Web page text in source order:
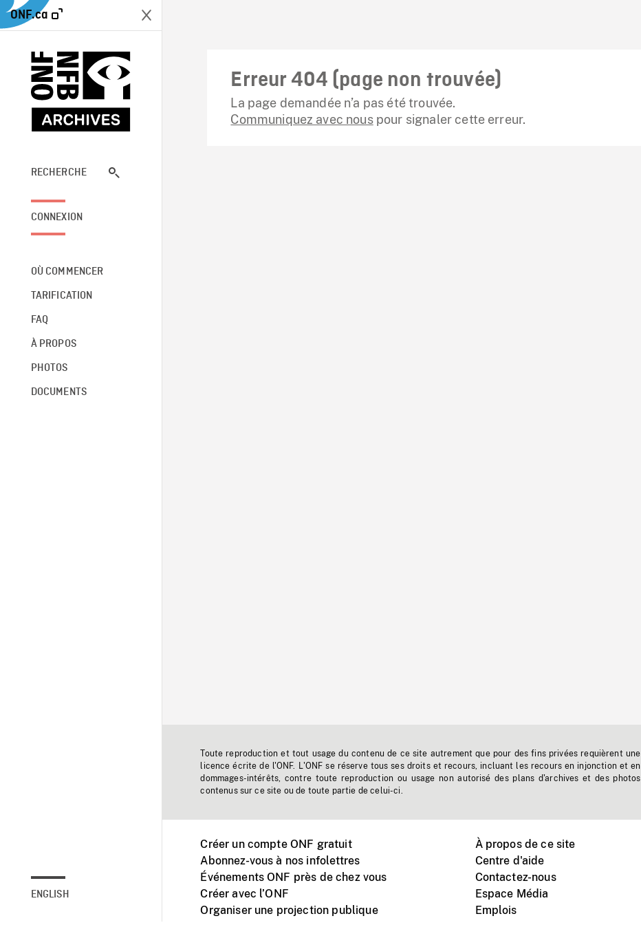
ONF.ca
RECHERCHE
CONNEXION
OÙ COMMENCER
TARIFICATION
FAQ
À PROPOS
PHOTOS
DOCUMENTS
ENGLISH
Erreur 404 (page non trouvée)
La page demandée n’a pas été trouvée.
Communiquez avec nouspour signaler cette erreur.
Toute reproduction et tout usage du contenu de ce site autrement que pour des fins privées requièrent une
licence écrite de l'ONF. L'ONF se réserve tous ses droits et recours, incluant les recours en injonction et en
dommages-intérêts, contre toute reproduction ou usage non autorisé des plans d'archives et des photos
contenus sur ce site ou de toute partie de celui-ci.
Créer un compte ONF gratuit
Abonnez-vous à nos infolettres
Événements ONF près de chez vous
Créer avec l’ONF
Organiser une projection publique
À propos de ce site
Centre d'aide
Contactez-nous
Espace Média
Emplois